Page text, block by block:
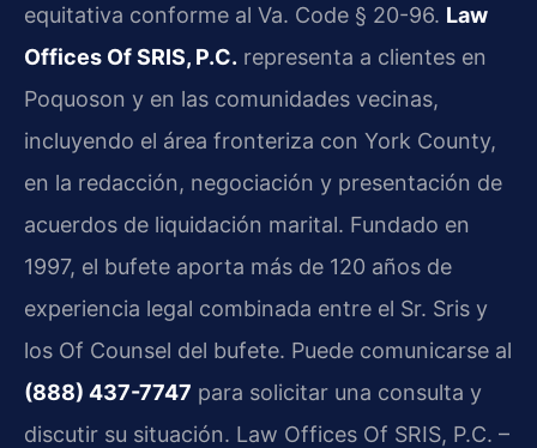
equitativa conforme al Va. Code § 20-96. Law
Offices Of SRIS, P.C. representa a clientes en
Poquoson y en las comunidades vecinas,
incluyendo el área fronteriza con York County,
en la redacción, negociación y presentación de
acuerdos de liquidación marital. Fundado en
1997, el bufete aporta más de 120 años de
experiencia legal combinada entre el Sr. Sris y
los Of Counsel del bufete. Puede comunicarse al
(888) 437-7747 para solicitar una consulta y
discutir su situación. Law Offices Of SRIS, P.C. –